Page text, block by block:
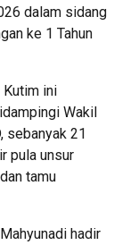
dalam sidang
ke 1 Tahun
Kutim ini
Wakil
sebanyak 21
pula unsur
tamu
hadir